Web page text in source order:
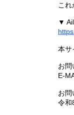
こ
▼
本サ
お問
E-
お問
令和